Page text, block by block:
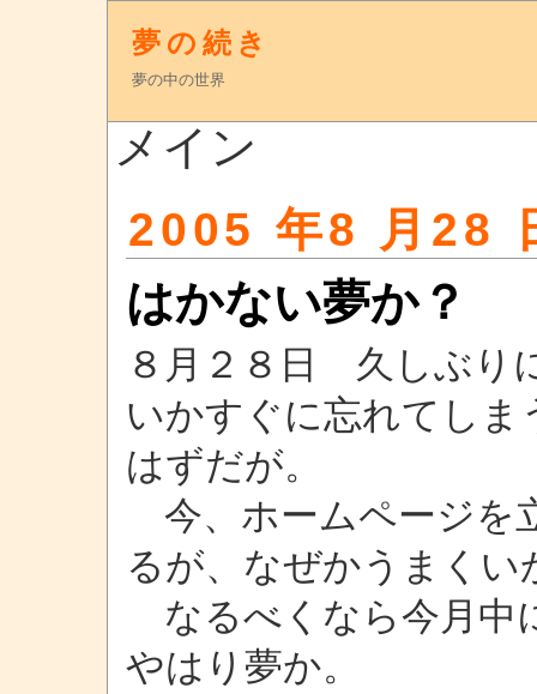
夢の続き
夢の中の世界
メイン
2005 年8 月28
はかない夢か？
８月２８日 久しぶり
いかすぐに忘れてし
はずだが。
今、ホームページを
るが、なぜかうまくい
なるべくなら今月中
やはり夢か。